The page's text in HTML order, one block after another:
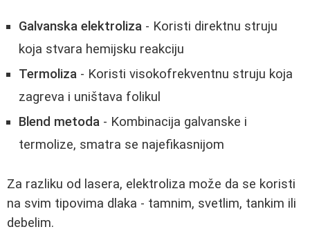
Galvanska elektroliza - Koristi direktnu struju
koja stvara hemijsku reakciju
Termoliza - Koristi visokofrekventnu struju koja
zagreva i uništava folikul
Blend metoda - Kombinacija galvanske i
termolize, smatra se najefikasnijom
Za razliku od lasera, elektroliza može da se koristi
na svim tipovima dlaka - tamnim, svetlim, tankim ili
debelim.